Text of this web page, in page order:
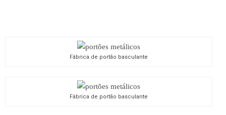
Fábrica de portão basculante
Fábrica de portão basculante